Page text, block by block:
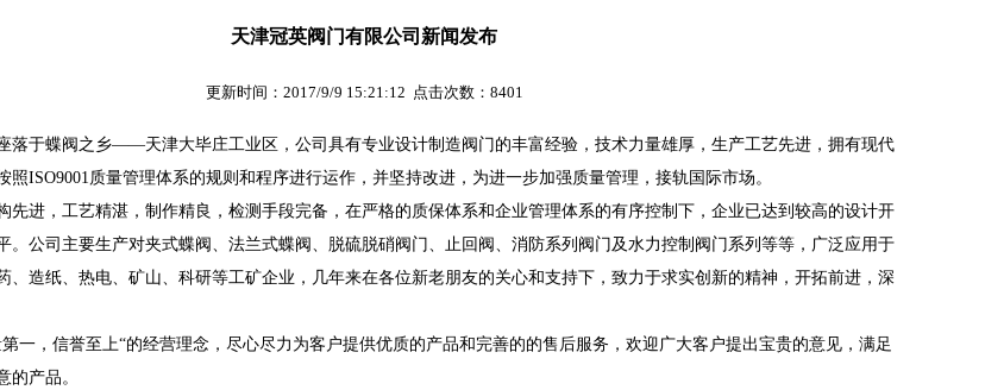
天津冠英阀门有限公司新闻发布
更新时间：2017/9/9 15:21:12 点击次数：8401
落于蝶阀之乡——天津大毕庄工业区，公司具有专业设计制造阀门的丰富经验，技术力量雄厚，生产工艺先进，拥有现代
照ISO9001质量管理体系的规则和程序进行运作，并坚持改进，为进一步加强质量管理，接轨国际市场。
先进，工艺精湛，制作精良，检测手段完备，在严格的质保体系和企业管理体系的有序控制下，企业已达到较高的设计开
。公司主要生产对夹式蝶阀、法兰式蝶阀、脱硫脱硝阀门、止回阀、消防系列阀门及水力控制阀门系列等等，广泛应用于
、造纸、热电、矿山、科研等工矿企业，几年来在各位新老朋友的关心和支持下，致力于求实创新的精神，开拓前进，深
第一，信誉至上“的经营理念，尽心尽力为客户提供优质的产品和完善的的售后服务，欢迎广大客户提出宝贵的意见，满足
的产品。